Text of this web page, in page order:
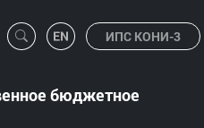
ИПС КОНИ-3
бюджетное